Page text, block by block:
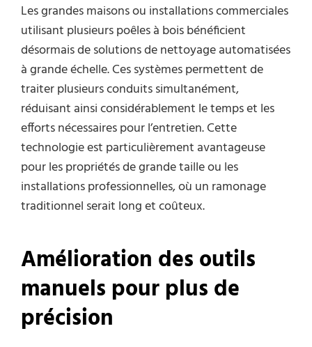
Les grandes maisons ou installations commerciales
utilisant plusieurs poêles à bois bénéficient
désormais de solutions de nettoyage automatisées
à grande échelle. Ces systèmes permettent de
traiter plusieurs conduits simultanément,
réduisant ainsi considérablement le temps et les
efforts nécessaires pour l’entretien. Cette
technologie est particulièrement avantageuse
pour les propriétés de grande taille ou les
installations professionnelles, où un ramonage
traditionnel serait long et coûteux.
Amélioration des outils
manuels pour plus de
précision